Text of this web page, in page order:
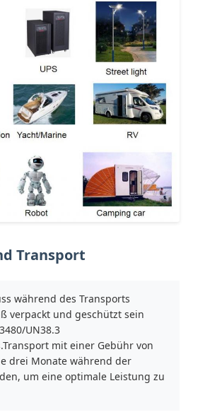
Transport
während des Transports
verpackt und geschützt sein
UN38.3
mit einer Gebühr von
drei Monate während der
um eine optimale Leistung zu